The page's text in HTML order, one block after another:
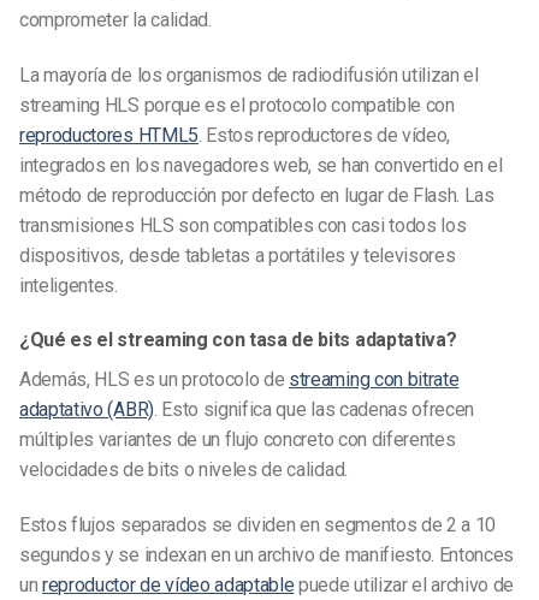
comprometer la calidad.
La mayoría de los organismos de radiodifusión utilizan el
streaming HLS porque es el protocolo compatible con
reproductores HTML5 . Estos reproductores de vídeo,
integrados en los navegadores web, se han convertido en el
método de reproducción por defecto en lugar de Flash. Las
transmisiones HLS son compatibles con casi todos los
dispositivos, desde tabletas a portátiles y televisores
inteligentes.
¿Qué es el streaming con tasa de bits adaptativa?
Además, HLS es un protocolo de streaming con bitrate
adaptativo (ABR). Esto significa que las cadenas ofrecen
múltiples variantes de un flujo concreto con diferentes
velocidades de bits o niveles de calidad.
Estos flujos separados se dividen en segmentos de 2 a 10
segundos y se indexan en un archivo de manifiesto. Entonces
unreproductor de vídeo adaptable puede utilizar el archivo de